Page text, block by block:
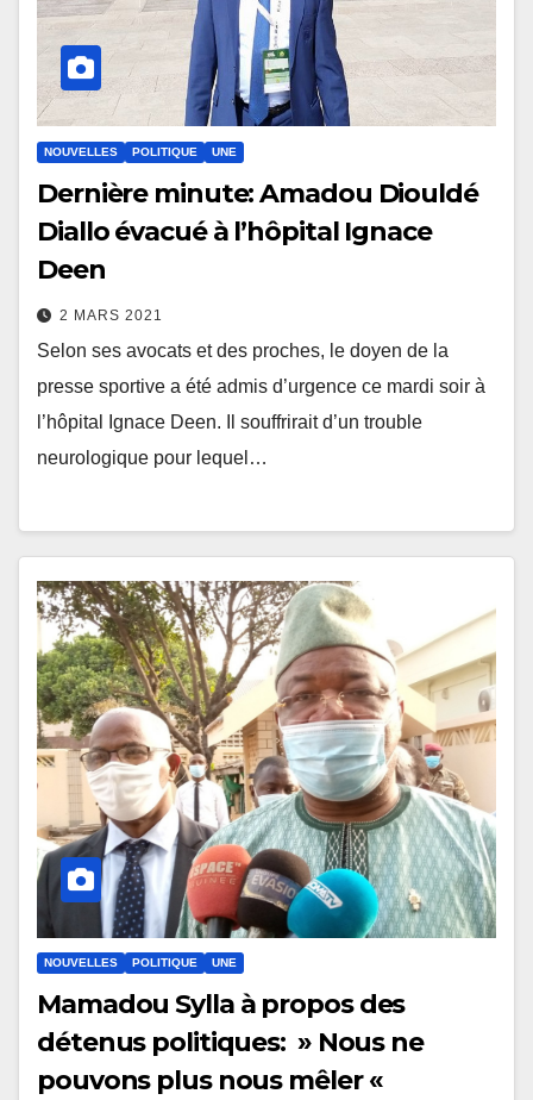
NOUVELLES POLITIQUE UNE
Dernière minute: Amadou Diouldé
Diallo évacué à l’hôpital Ignace
Deen
2 MARS 2021
Selon ses avocats et des proches, le doyen de la
presse sportive a été admis d’urgence ce mardi soir à
l’hôpital Ignace Deen. Il souffrirait d’un trouble
neurologique pour lequel…
NOUVELLES POLITIQUE UNE
Mamadou Sylla à propos des
détenus politiques: » Nous ne
pouvons plus nous mêler «